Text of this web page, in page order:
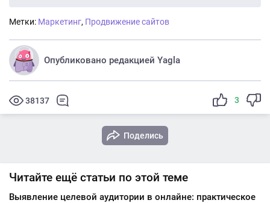
Метки: Маркетинг, Продвижение сайтов
Опубликовано редакцией Yagla
38137 3
Поделись
Читайте ещё статьи по этой теме
Выявление целевой аудитории в онлайне: практическое